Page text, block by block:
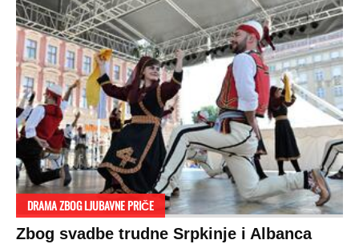
DRAMA ZBOG LJUBAVNE PRIČE
Zbog svadbe trudne Srpkinje i Albanca